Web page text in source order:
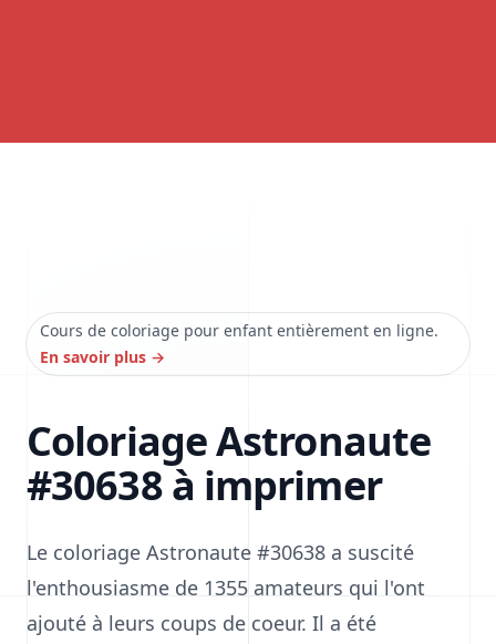
Cours de coloriage pour enfant entièrement en ligne.
En savoir plus →
Coloriage Astronaute
#30638 à imprimer
Le coloriage Astronaute #30638 a suscité
l'enthousiasme de 1355 amateurs qui l'ont
ajouté à leurs coups de coeur. Il a été